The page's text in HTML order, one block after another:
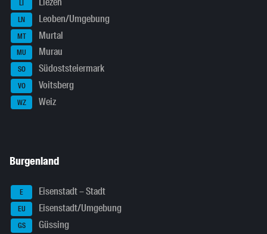
LI
LN Leoben/Umgebung
MT Murtal
MU Murau
SO Südoststeiermark
VO Voitsberg
WZ Weiz
Burgenland
E Eisenstadt – Stadt
EU Eisenstadt/Umgebung
GS Güssing